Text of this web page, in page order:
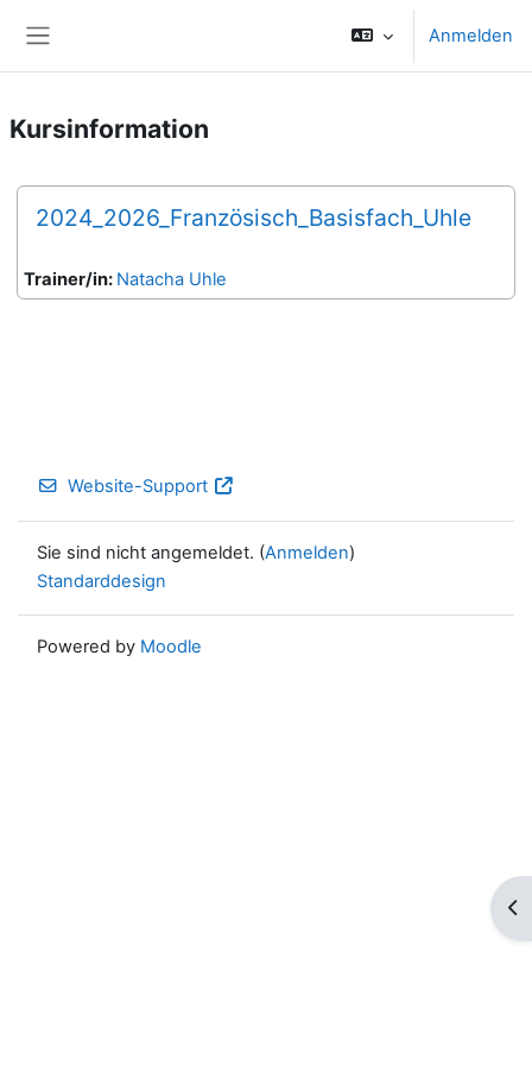
Anmelden
Kursinformation
2024_2026_Französisch_Basisfach_Uhle
Trainer/in: Natacha Uhle
Website-Support
Sie sind nicht angemeldet. (Anmelden)
Standarddesign
Powered by Moodle